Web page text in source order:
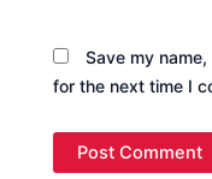
Save my
for the next time I